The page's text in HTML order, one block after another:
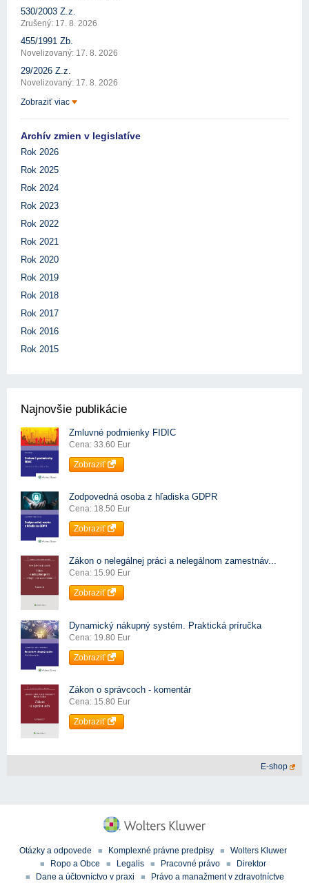
530/2003 Z.z.
Zrušený: 17. 8. 2026
455/1991 Zb.
Novelizovaný: 17. 8. 2026
29/2026 Z.z.
Novelizovaný: 17. 8. 2026
Zobraziť viac
Archív zmien v legislatíve
Rok 2026
Rok 2025
Rok 2024
Rok 2023
Rok 2022
Rok 2021
Rok 2020
Rok 2019
Rok 2018
Rok 2017
Rok 2016
Rok 2015
Najnovšie publikácie
Zmluvné podmienky FIDIC
Cena: 33.60 Eur
Zobraziť
Zodpovedná osoba z hľadiska GDPR
Cena: 18.50 Eur
Zobraziť
Zákon o nelegálnej práci a nelegálnom zamestnáv...
Cena: 15.90 Eur
Zobraziť
Dynamický nákupný systém. Praktická príručka
Cena: 19.80 Eur
Zobraziť
Zákon o správcoch - komentár
Cena: 15.80 Eur
Zobraziť
E-shop
Otázky a odpovede Komplexné právne predpisy
Wolters Kluwer
Ropo a Obce
Legalis Pracovné právo
Direktor
Dane a účtovníctvo v praxi
Právo a manažment v zdravotníctve